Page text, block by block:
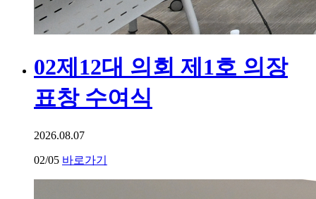
02제12대 의회 제1호 의장
표창 수여식
2026.08.07
02/05 바로가기